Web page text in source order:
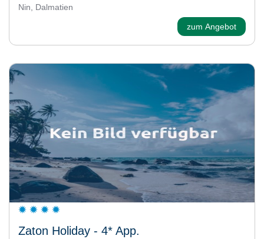
Nin, Dalmatien
zum Angebot
Zaton Holiday - 4* App.